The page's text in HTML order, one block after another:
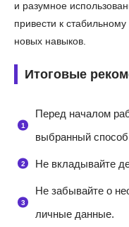
и разумное
привести к
новых навыков.
Итоговые
Перед началом
выбранный
Не вкладывайте
Не забывайте о
личные данные.